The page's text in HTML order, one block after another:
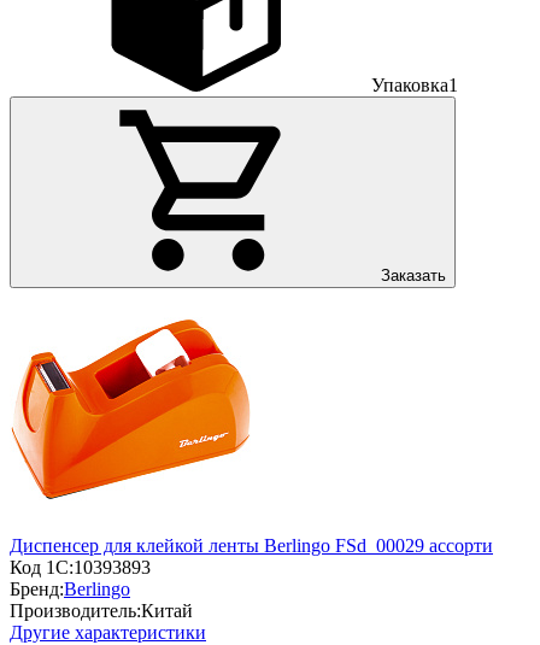
Упаковка1
Заказать
Диспенсер для клейкой ленты Berlingo FSd_00029 ассорти
Код 1С:10393893
Бренд:Berlingo
Производитель:Китай
Другие характеристики